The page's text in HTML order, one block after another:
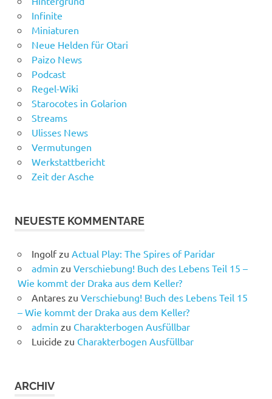
Infinite
Miniaturen
Neue Helden für Otari
Paizo News
Podcast
Regel-Wiki
Starocotes in Golarion
Streams
Ulisses News
Vermutungen
Werkstattbericht
Zeit der Asche
NEUESTE KOMMENTARE
Ingolfzu Actual Play: The Spires of Paridar
admin zu Verschiebung! Buch des Lebens Teil 15 –
Wie kommt der Draka aus dem Keller?
Antareszu Verschiebung! Buch des Lebens Teil 15
– Wie kommt der Draka aus dem Keller?
admin zu Charakterbogen Ausfüllbar
Luicide zu Charakterbogen Ausfüllbar
ARCHIV